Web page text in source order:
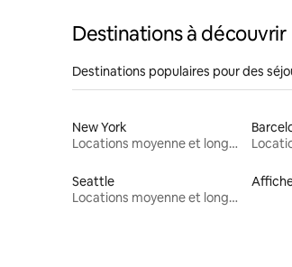
Destinations à découvrir
Destinations populaires pour des
New York
Locations moyenne et longue durée
Seattle
Locations moyenne et longue durée